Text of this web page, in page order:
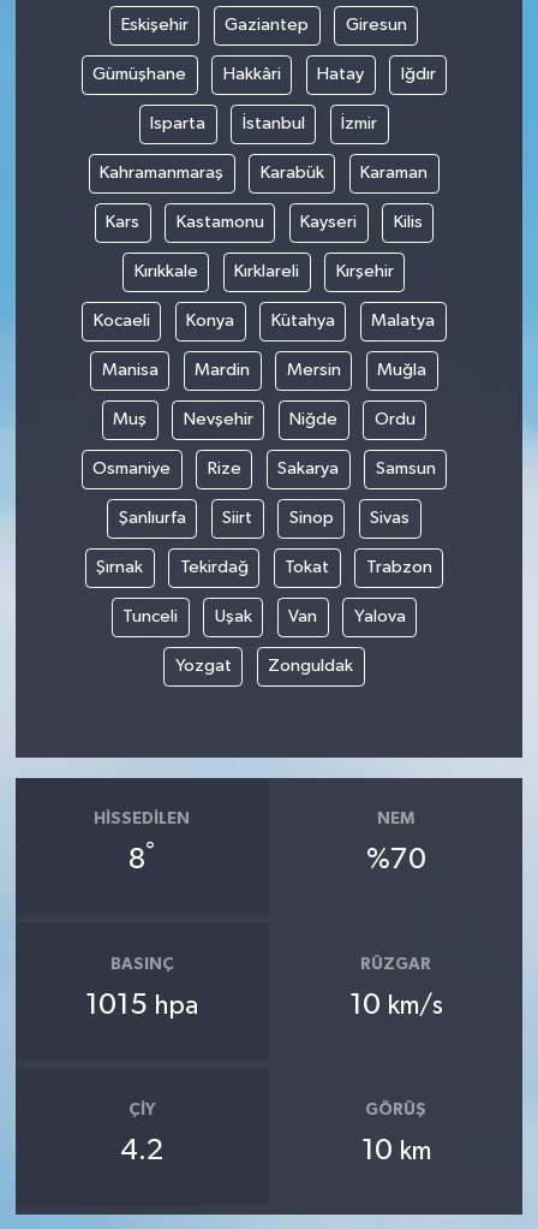
Eskişehir Gaziantep Giresun
Gümüşhane Hakkâri Hatay Iğdır
Isparta İstanbul İzmir
Kahramanmaraş Karabük Karaman
Kars Kastamonu Kayseri Kilis
Kırıkkale Kırklareli Kırşehir
Kocaeli Konya Kütahya Malatya
Manisa Mardin Mersin Muğla
Muş Nevşehir Niğde Ordu
Osmaniye Rize Sakarya Samsun
Şanlıurfa Siirt Sinop Sivas
Şırnak Tekirdağ Tokat Trabzon
Tunceli Uşak Van Yalova
Yozgat Zonguldak
HISSEDILEN
8°
NEM
%70
BASINÇ
1015 hpa
RÜZGAR
10 km/s
ÇIY
4.2
GÖRÜŞ
10 km